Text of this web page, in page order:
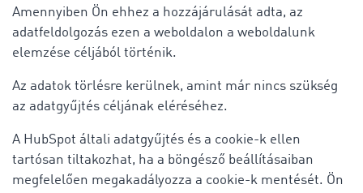
Amennyiben Ön ehhez a hozzájárulását adta, az
adatfeldolgozás ezen a weboldalon a weboldalunk
elemzése céljából történik.
Az adatok törlésre kerülnek, amint már nincs szükség
az adatgyűjtés céljának eléréséhez.
A HubSpot általi adatgyűjtés és a cookie-k ellen
tartósan tiltakozhat, ha a böngésző beállításaiban
megfelelően megakadályozza a cookie-k mentését. Ön